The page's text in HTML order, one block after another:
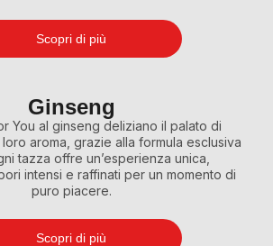
Scopri di più
Ginseng
You al ginseng deliziano il palato di
aroma, grazie alla formula esclusiva
tazza offre un’esperienza unica,
intensi e raffinati per un momento di
puro piacere.
Scopri di più